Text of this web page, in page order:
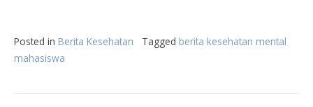
Posted in Berita Kesehatan Tagged berita kesehatan mental
mahasiswa